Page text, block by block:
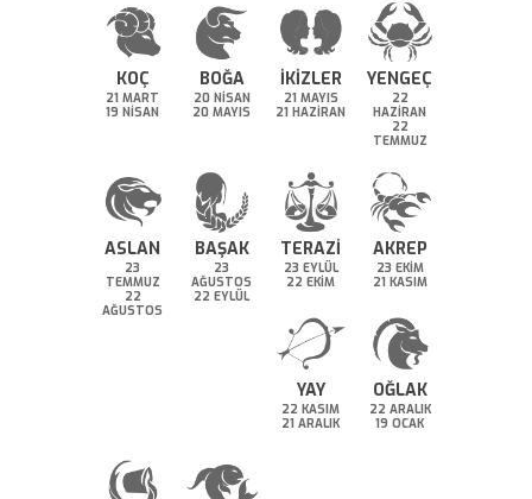
KOÇ
21 MART
19 NİSAN
BOĞA
20 NİSAN
20 MAYIS
İKİZLER
21 MAYIS
21 HAZİRAN
YENGEÇ
22
HAZİRAN
22
TEMMUZ
ASLAN
23
TEMMUZ
22
AĞUSTOS
BAŞAK
23
AĞUSTOS
22 EYLÜL
TERAZİ
23 EYLÜL
22 EKİM
AKREP
23 EKİM
21 KASIM
YAY
22 KASIM
21 ARALIK
OĞLAK
22 ARALIK
19 OCAK